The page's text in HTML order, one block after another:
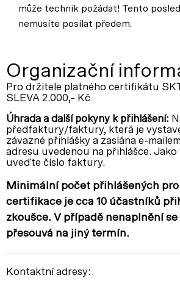
může technik požádat! Tento
nemusíte posílat předem.
Organizační
Pro držitele platného certifikátu
SLEVA 2.000,- Kč
Úhrada a další pokyny k přihlášení:
předfaktury/faktury, která je
závazné přihlášky a zaslána e-
adresu uvedenou na přihlášce. Jako
uveďte číslo faktury.
Minimální počet přihlášených
certifikace je cca 10 účastníků
zkoušce. V případě nenaplnění se
přesouvá na jiný termín.
Kontaktní adresy: